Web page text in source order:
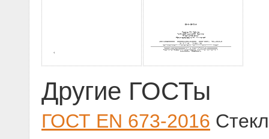
Другие ГОСТы
ГОСТ EN 673-2016